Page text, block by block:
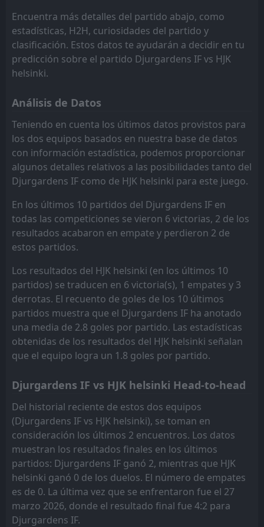
16:00
09Aug
AC oulu
HJK helsinki
16:00
HJK helsinki
FT
03Aug
SJK
HJK helsinki
FT
18:45
Coleraine FC
HJK helsinki
0
3
W
FT
26 Jul
HJK helsinki
1
FT
16:00
23Jul
HJK helsinki
Coleraine FC
5
0
12:00
18Jul
vaasa PS
1
FT
12:00
11Jul
FC Lahti
HJK helsinki
2
0
16:00
01Jul
HJK helsinki
Ilves Tampere
W
14:00
27Jun
KuPS
4
L
FT
17:00
23
IFK Mariehamn
HJK helsinki
FT
15:00
17Jun
HJK helsinki
Inter Turku
3
3
D
Encuentra más detalles del partido abajo, como
estadísticas, H2H, curiosidades del partido y
clasificación. Estos datos te ayudarán a decidir en tu
predicción sobre el partido Djurgardens IF vs HJK
helsinki.
Análisis de Datos
Teniendo en cuenta los últimos datos provistos para
los dos equipos basados en nuestra base de datos
con información estadística, podemos proporcionar
algunos detalles relativos a las posibilidades tanto del
Djurgardens IF como de HJK helsinki para este juego.
En los últimos 10 partidos del Djurgardens IF en
todas las competiciones se vieron 6 victorias, 2 de los
resultados acabaron en empate y perdieron 2 de
estos partidos.
Los resultados del HJK helsinki (en los últimos 10
partidos) se traducen en 6 victoria(s), 1 empates y 3
derrotas. El recuento de goles de los 10 últimos
partidos muestra que el Djurgardens IF ha anotado
una media de 2.8 goles por partido. Las estadísticas
obtenidas de los resultados del HJK helsinki señalan
que el equipo logra un 1.8 goles por partido.
Djurgardens IF vs HJK helsinki Head-to-head
Del historial reciente de estos dos equipos
(Djurgardens IF vs HJK helsinki), se toman en
consideración los últimos 2 encuentros. Los datos
muestran los resultados finales en los últimos
partidos: Djurgardens IF ganó 2, mientras que HJK
helsinki ganó 0 de los duelos. El número de empates
es de 0. La última vez que se enfrentaron fue el 27
marzo 2026, donde el resultado final fue 4:2 para
Djurgardens IF.